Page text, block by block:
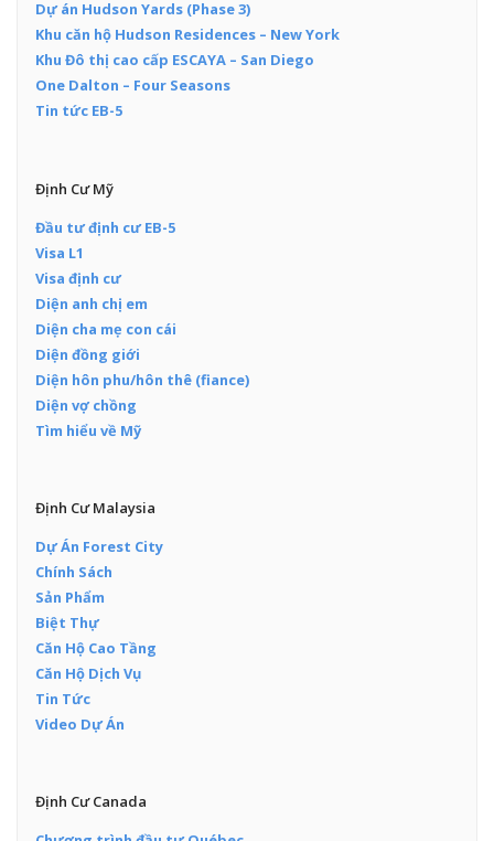
Dự án Hudson Yards (Phase 3)
Khu căn hộ Hudson Residences – New York
Khu Đô thị cao cấp ESCAYA – San Diego
One Dalton – Four Seasons
Tin tức EB-5
Định Cư Mỹ
Đầu tư định cư EB-5
Visa L1
Visa định cư
Diện anh chị em
Diện cha mẹ con cái
Diện đồng giới
Diện hôn phu/hôn thê (fiance)
Diện vợ chồng
Tìm hiểu về Mỹ
Định Cư Malaysia
Dự Án Forest City
Chính Sách
Sản Phẩm
Biệt Thự
Căn Hộ Cao Tầng
Căn Hộ Dịch Vụ
Tin Tức
Video Dự Án
Định Cư Canada